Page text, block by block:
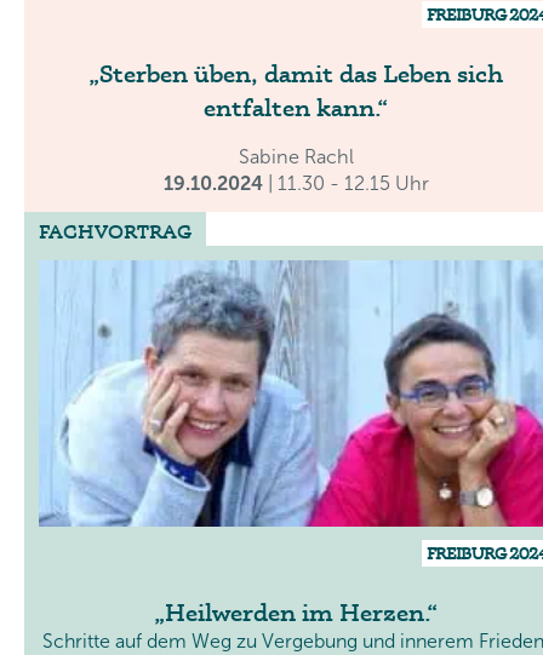
FREIBURG
Sterben üben, damit das Leben sich
entfalten kann.
Sabine Rachl
19.10.2024
| 11.30 - 12.15 Uhr
FACHVORTRAG
FREIBURG
Heilwerden im Herzen.
Schritte auf dem Weg zu Vergebung und innerem